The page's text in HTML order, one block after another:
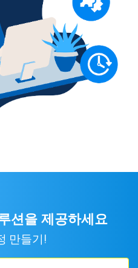
션을 제공하세요
만들기!